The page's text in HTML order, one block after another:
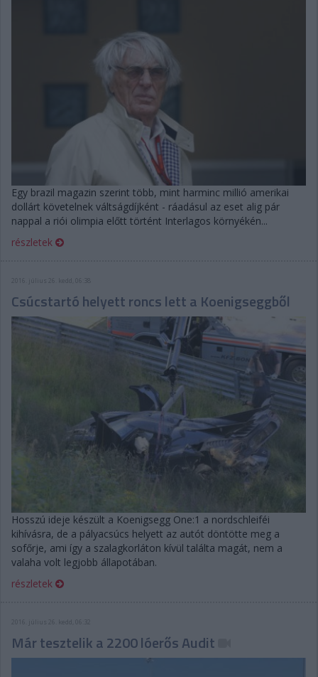
Egy brazil magazin szerint több, mint harminc millió amerikai
dollárt követelnek váltságdíjként - ráadásul az eset alig pár
nappal a riói olimpia előtt történt Interlagos környékén...
részletek
Csúcstartó helyett roncs lett a Koenigseggből
Hosszú ideje készült a Koenigsegg One:1 a nordschleiféi
kihívásra, de a pályacsúcs helyett az autót döntötte meg a
sofőrje, ami így a szalagkorláton kívül találta magát, nem a
valaha volt legjobb állapotában.
részletek
Már tesztelik a 2200 lóerős Audit